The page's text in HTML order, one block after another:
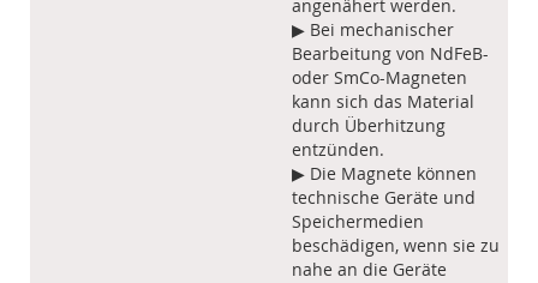
angenähert werden.
▶ Bei mechanischer
Bearbeitung von NdFeB-
oder SmCo-Magneten
kann sich das Material
durch Überhitzung
entzünden.
▶ Die Magnete können
technische Geräte und
Speichermedien
beschädigen, wenn sie zu
nahe an die Geräte